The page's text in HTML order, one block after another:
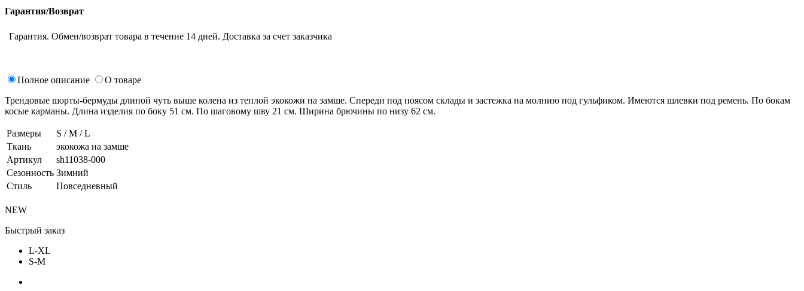
Гарантия/Возврат
Гарантия. Обмен/возврат товара в течение 14 дней. Доставка за счет заказчика
Полное описание
О товаре
Трендовые шорты-бермуды длиной чуть выше колена из теплой экокожи на замше. Спереди под поясом склады и застежка на молнию под гульфиком. Имеются шлевки под ремень. По бокам
косые карманы. Длина изделия по боку 51 см. По шаговому шву 21 см. Ширина брючины по низу 62 см.
Размеры
S / M / L
Ткань
экокожа на замше
Артикул
sh11038-000
Сезонность Зимний
Стиль
Повседневный
NEW
Быстрый заказ
L-XL
S-M